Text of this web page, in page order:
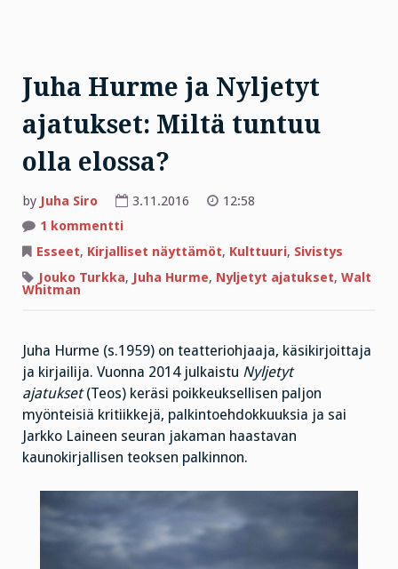
Juha Hurme ja Nyljetyt
ajatukset: Miltä tuntuu
olla elossa?
by Juha Siro 3.11.2016
12:58
1 kommenttiartikkeliin
Hurme
Nyljetyt
ajatukset:
Esseet, Kirjalliset näyttämöt, Kulttuuri, Sivistys
Jouko Turkka, Juha Hurme, Nyljetyt ajatukset, Walt
Whitman
Juha Hurme (s.1959) on teatteriohjaaja, käsikirjoittaja
ja kirjailija. Vuonna 2014 julkaistu Nyljetyt
ajatukset(Teos) keräsi poikkeuksellisen paljon
myönteisiä kritiikkejä, palkintoehdokkuuksia ja sai
Jarkko Laineen seuran jakaman haastavan
kaunokirjallisen teoksen palkinnon.